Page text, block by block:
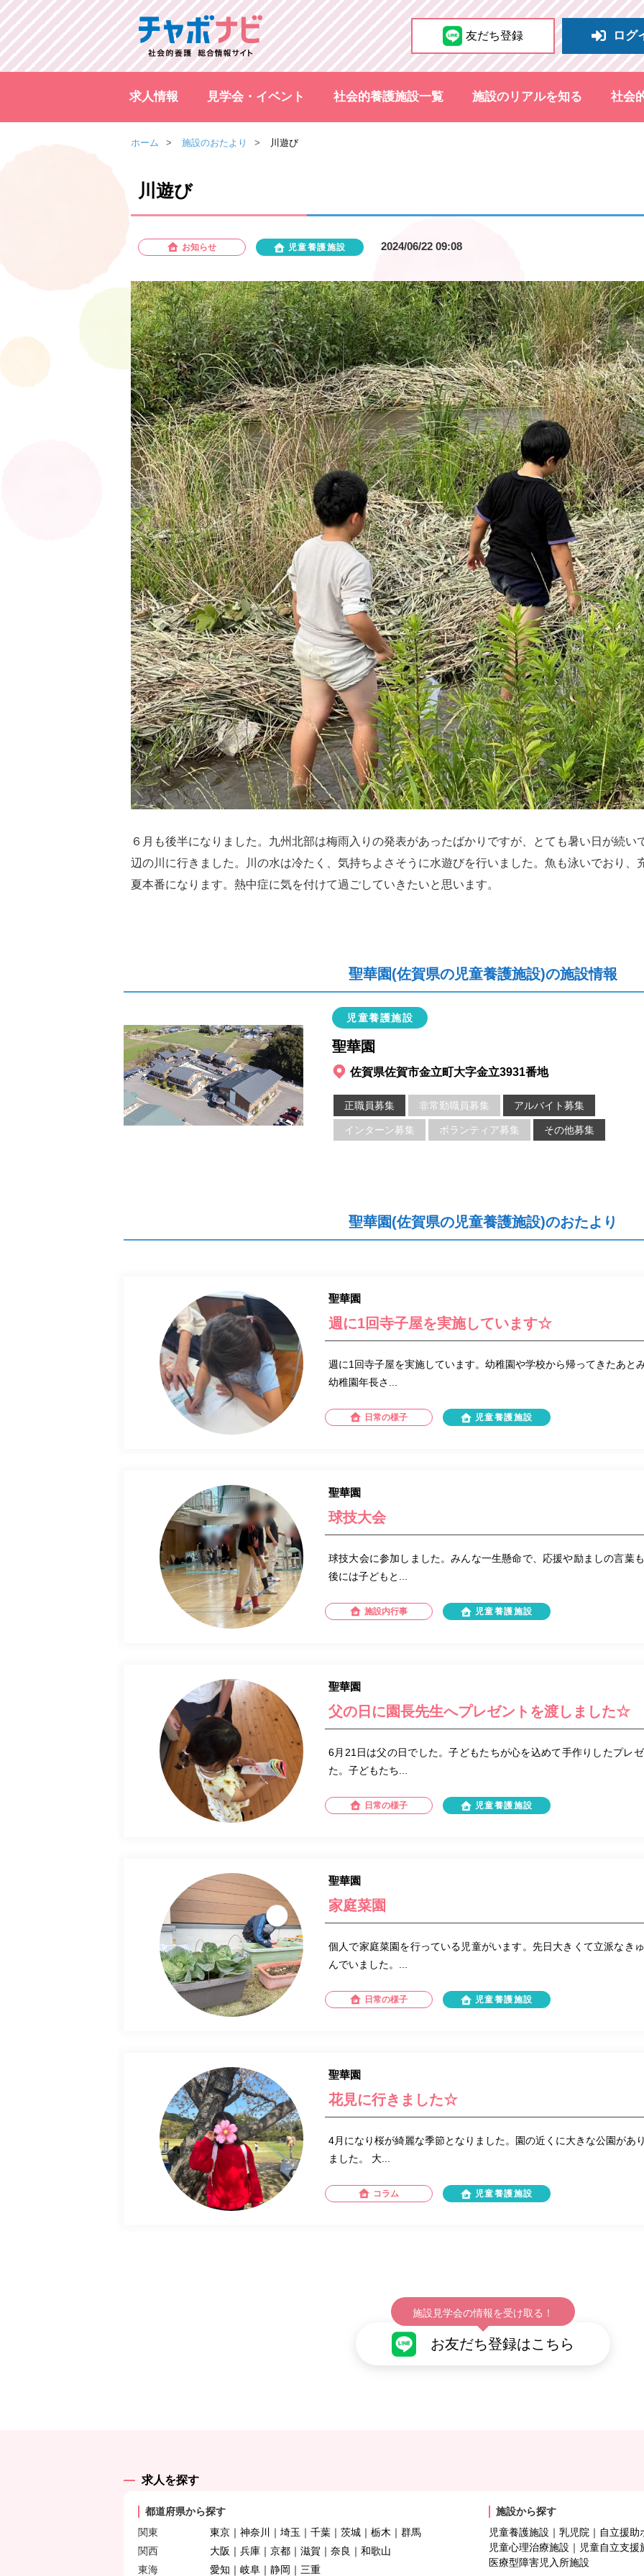
友だち登録 ログ
求人情報 見学会・イベント 社会的養護施設一覧 施設のリアルを知る 社会
ホーム 施設のおたより 川遊び
川遊び
お知らせ 児童養護施設 2024/06/22 09:08
６月も後半になりました。九州北部は梅雨入りの発表があったばかりですが、とても暑い日が続い
辺の川に行きました。川の水は冷たく、気持ちよさそうに水遊びを行いました。魚も泳いでおり、
夏本番になります。熱中症に気を付けて過ごしていきたいと思います。
聖華園(佐賀県の児童養護施設)の施設情報
児童養護施設
聖華園
佐賀県佐賀市金立町大字金立3931番地
正職員募集 非常勤職員募集 アルバイト募集
インターン募集 ボランティア募集 その他募集
聖華園(佐賀県の児童養護施設)のおたより
聖華園
週に1回寺子屋を実施しています☆
週に1回寺子屋を実施しています。幼稚園や学校から帰ってきたあと
幼稚園年長さ...
日常の様子 児童養護施設
聖華園
球技大会
球技大会に参加しました。みんな一生懸命で、応援や励ましの言葉
後には子どもと...
施設内行事 児童養護施設
聖華園
父の日に園長先生へプレゼントを渡しました☆
6月21日は父の日でした。子どもたちが心を込めて手作りしたプレ
た。子どもたち...
日常の様子 児童養護施設
聖華園
家庭菜園
個人で家庭菜園を行っている児童がいます。先日大きくて立派なき
んでいました。...
日常の様子 児童養護施設
聖華園
花見に行きました☆
4月になり桜が綺麗な季節となりました。園の近くに大きな公園があ
ました。 大...
コラム 児童養護施設
施設見学会の情報を受け取る！
お友だち登録はこちら
求人を探す
都道府県から探す
関東
東京 神奈川 埼玉 千葉 茨城 栃木
群馬
関西
大阪 兵庫 京都 滋賀 奈良
和歌山
東海
愛知 岐阜 静岡 三重
施設から探す
児童養護施設
乳児院 自立援助
児童心理治療施設
児童自立支援
医療型障害児入所施設